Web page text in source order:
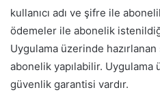
kullanıcı adı ve şifre ile
ödemeler ile abonelik
Uygulama üzerinde
abonelik yapılabilir. Uygulama
güvenlik garantisi vardır.